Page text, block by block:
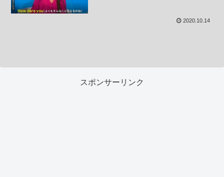
2020.10.14
スポンサーリンク